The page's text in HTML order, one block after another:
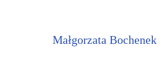
Małgorzata Bochenek